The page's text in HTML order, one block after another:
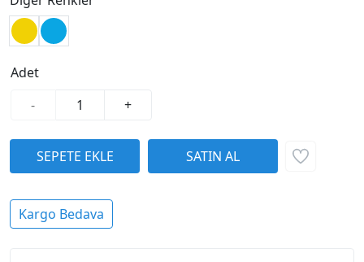
Adet
-
+
Kargo Bedava